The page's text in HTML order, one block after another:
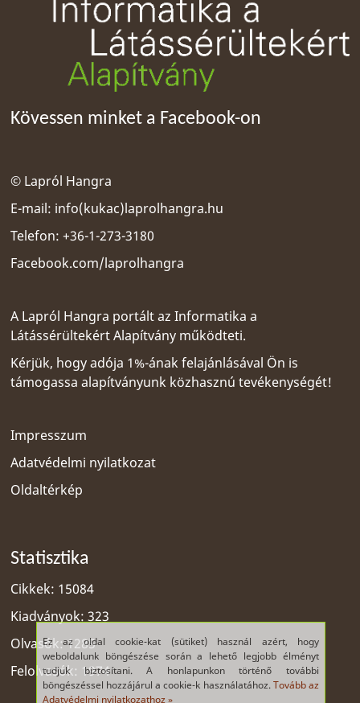
Ez az oldal cookie-kat (sütiket) használ azért, hogy
weboldalunk böngészése során a lehető legjobb élményt
tudjuk biztosítani. A honlapunkon történő további
böngészéssel hozzájárul a cookie-k használatához.Tovább az
Adatvédelmi nyilatkozathoz »
Kövessen minket a Facebook-on
© Lapról Hangra
E-mail: info(kukac)laprolhangra.hu
Telefon: +36-1-273-3180
Facebook.com/laprolhangra
A Lapról Hangra portált azInformatika a
Látássérültekért Alapítvány működteti.
Kérjük, hogy adója 1%-ának felajánlásával Ön is
támogassa alapítványunk közhasznú tevékenységét!
Impresszum
Adatvédelmi nyilatkozat
Oldaltérkép
Statisztika
Cikkek: 15084
Kiadványok: 323
Olvasók: 1285
Felolvasók: 1974